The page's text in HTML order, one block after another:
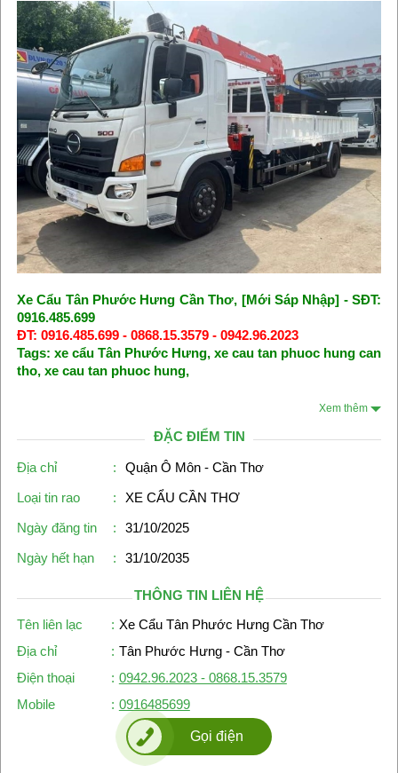
Xe Cẩu Tân Phước Hưng Cần Thơ, [Mới Sáp Nhập] - SĐT:
0916.485.699
ĐT: 0916.485.699 - 0868.15.3579 - 0942.96.2023
Tags: xe cẩu Tân Phước Hưng, xe cau tan phuoc hung can
tho, xe cau tan phuoc hung,
Xem thêm
ĐẶC ĐIỂM TIN
Địa chỉ :
Quận Ô Môn - Cần Thơ
Loại tin rao
:
XE CẨU CẦN THƠ
Ngày đăng tin
:
31/10/2025
Ngày hết hạn
: 31/10/2035
THÔNG TIN LIÊN HỆ
Tên liên lạc
: Xe Cẩu Tân Phước Hưng Cần Thơ
Địa chỉ
: Tân Phước Hưng - Cần Thơ
Điện thoại
: 0942.96.2023 - 0868.15.3579
Mobile
: 0916485699
Gọi điện